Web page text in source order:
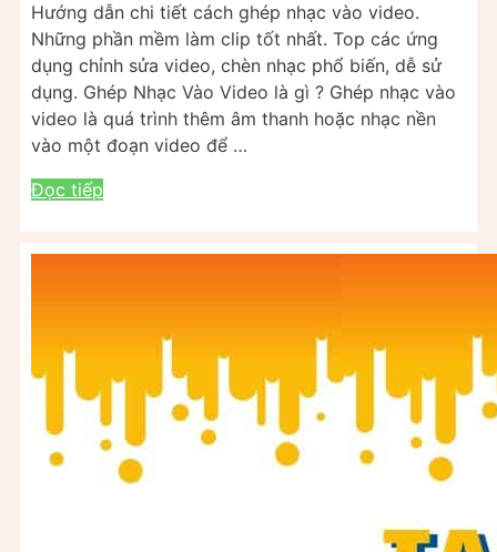
Hướng dẫn chi tiết cách ghép nhạc vào video.
Những phần mềm làm clip tốt nhất. Top các ứng
dụng chỉnh sửa video, chèn nhạc phổ biến, dễ sử
dụng. Ghép Nhạc Vào Video là gì ? Ghép nhạc vào
video là quá trình thêm âm thanh hoặc nhạc nền
vào một đoạn video để …
Đọc tiếp